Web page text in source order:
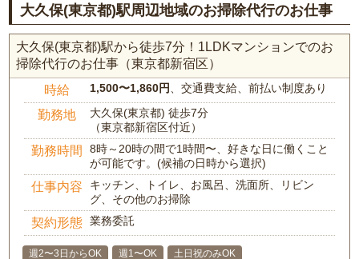
大久保(東京都)駅周辺地域のお掃除代行のお仕事
大久保(東京都)駅から徒歩7分！1LDKマンションでのお
掃除代行のお仕事（東京都新宿区）
時給 1,500〜1,860円、交通費支給、前払い制度あり
勤務地
大久保(東京都) 徒歩7分
（東京都新宿区付近）
勤務時間
8時～20時の間で1時間〜、好きな日に働くこと
が可能です。(候補の日時から選択)
仕事内容
キッチン、トイレ、お風呂、洗面所、リビン
グ、その他のお掃除
契約形態 業務委託
週2〜3日からOK 週1〜OK 土日祝のみOK